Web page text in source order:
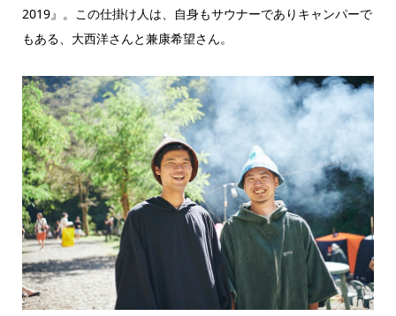
2019』。この仕掛け人は、自身もサウナーでありキャンパーで
もある、大西洋さんと兼康希望さん。